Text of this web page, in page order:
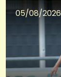
05/08/2026